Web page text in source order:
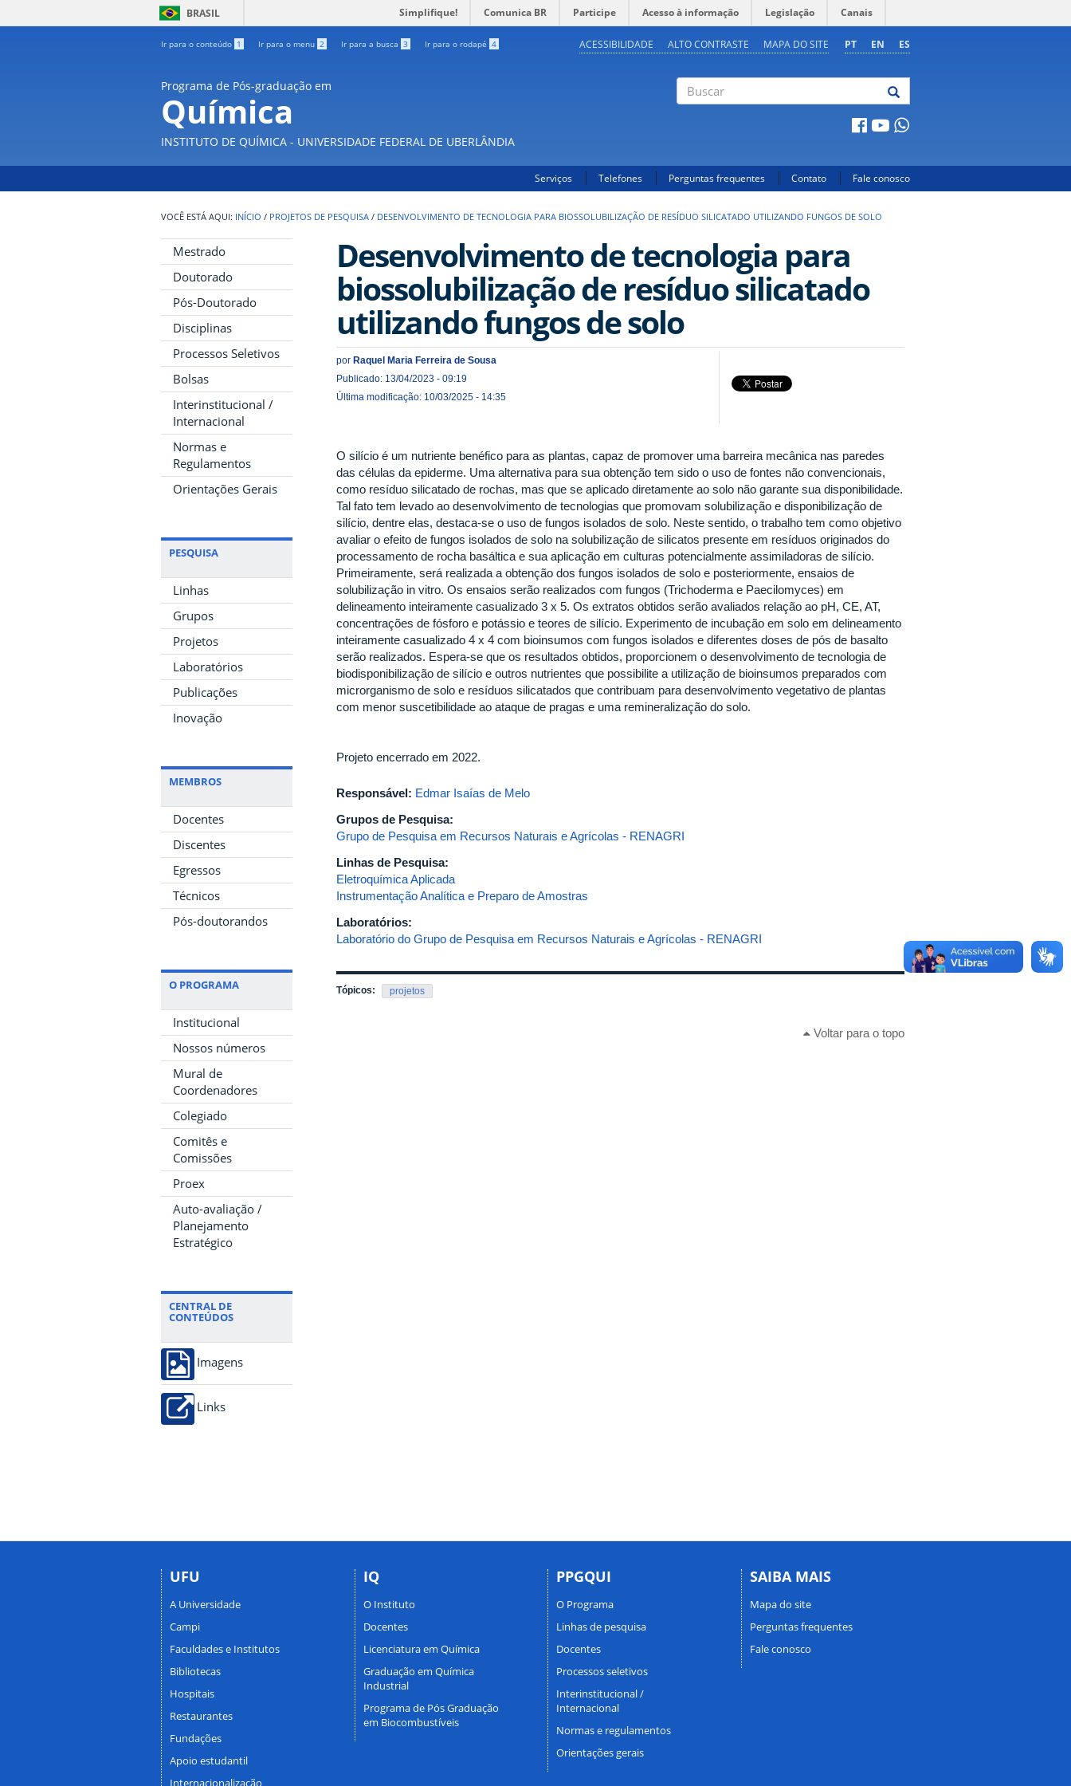
BRASIL Simplifique! Comunica BR Participe Acesso à informação Legislação Canais
Ir para o conteúdo 1 Ir para o menu 2 Ir para a busca 3 Ir para o rodapé 4 PT EN ES
ACESSIBILIDADE ALTO CONTRASTE MAPA DO SITE
Programa de Pós-graduação em
Química
INSTITUTO DE QUÍMICA - UNIVERSIDADE FEDERAL DE UBERLÂNDIA
Serviços Telefones Perguntas frequentes Contato Fale conosco
INÍCIO / PROJETOS DE PESQUISA / DESENVOLVIMENTO DE TECNOLOGIA PARA BIOSSOLUBILIZAÇÃO DE RESÍDUO SILICATADO UTILIZANDO FUNGOS DE SOLO
Mestrado
Doutorado
Pós-Doutorado
Disciplinas
Processos Seletivos
Bolsas
Interinstitucional /
Internacional
Normas e
Regulamentos
Orientações Gerais
PESQUISA
Linhas
Grupos
Projetos
Laboratórios
Publicações
Inovação
MEMBROS
Docentes
Discentes
Egressos
Técnicos
Pós-doutorandos
O PROGRAMA
Institucional
Nossos números
Mural de
Coordenadores
Colegiado
Comitês e
Comissões
Proex
Auto-avaliação /
Planejamento
Estratégico
CENTRAL DE
CONTEÚDOS
Imagens
Links
Desenvolvimento de tecnologia para
biossolubilização de resíduo silicatado
utilizando fungos de solo
por Raquel Maria Ferreira de Sousa
Publicado: 13/04/2023 - 09:19
Última modificação: 10/03/2025 - 14:35
O silício é um nutriente benéfico para as plantas, capaz de promover uma barreira mecânica nas paredes
das células da epiderme. Uma alternativa para sua obtenção tem sido o uso de fontes não convencionais,
como resíduo silicatado de rochas, mas que se aplicado diretamente ao solo não garante sua disponibilidade.
Tal fato tem levado ao desenvolvimento de tecnologias que promovam solubilização e disponibilização de
silício, dentre elas, destaca-se o uso de fungos isolados de solo. Neste sentido, o trabalho tem como objetivo
avaliar o efeito de fungos isolados de solo na solubilização de silicatos presente em resíduos originados do
processamento de rocha basáltica e sua aplicação em culturas potencialmente assimiladoras de silício.
Primeiramente, será realizada a obtenção dos fungos isolados de solo e posteriormente, ensaios de
solubilização in vitro. Os ensaios serão realizados com fungos (Trichoderma e Paecilomyces) em
delineamento inteiramente casualizado 3 x 5. Os extratos obtidos serão avaliados relação ao pH, CE, AT,
concentrações de fósforo e potássio e teores de silício. Experimento de incubação em solo em delineamento
inteiramente casualizado 4 x 4 com bioinsumos com fungos isolados e diferentes doses de pós de basalto
serão realizados. Espera-se que os resultados obtidos, proporcionem o desenvolvimento de tecnologia de
biodisponibilização de silício e outros nutrientes que possibilite a utilização de bioinsumos preparados com
microrganismo de solo e resíduos silicatados que contribuam para desenvolvimento vegetativo de plantas
com menor suscetibilidade ao ataque de pragas e uma remineralização do solo.
Projeto encerrado em 2022.
Responsável: Edmar Isaías de Melo
Grupos de Pesquisa:
Grupo de Pesquisa em Recursos Naturais e Agrícolas - RENAGRI
Linhas de Pesquisa:
Eletroquímica Aplicada
Instrumentação Analítica e Preparo de Amostras
Laboratórios:
Laboratório do Grupo de Pesquisa em Recursos Naturais e Agrícolas - RENAGRI
Tópicos: projetos
Voltar para o topo
UFU
A Universidade
Campi
Faculdades e Institutos
Bibliotecas
Hospitais
Restaurantes
Fundações
Apoio estudantil
Internacionalização
IQ
O Instituto
Docentes
Licenciatura em Química
Graduação em Química
Industrial
Programa de Pós Graduação
em Biocombustíveis
PPGQUI
O Programa
Linhas de pesquisa
Docentes
Processos seletivos
Interinstitucional /
Internacional
Normas e regulamentos
Orientações gerais
SAIBA MAIS
Mapa do site
Perguntas frequentes
Fale conosco